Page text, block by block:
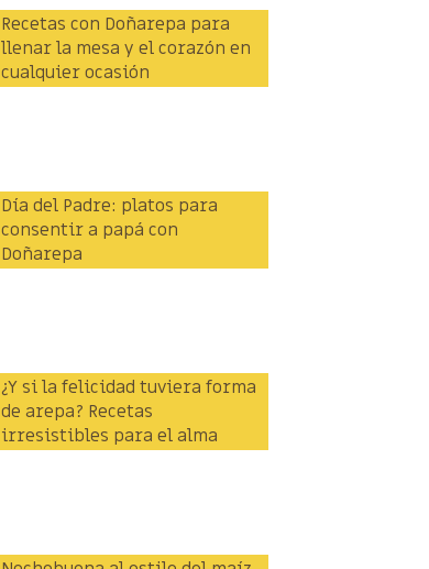
Recetas con Doñarepa para
llenar la mesa y el corazón en
cualquier ocasión
Día del Padre: platos para
consentir a papá con
Doñarepa
¿Y si la felicidad tuviera forma
de arepa? Recetas
irresistibles para el alma